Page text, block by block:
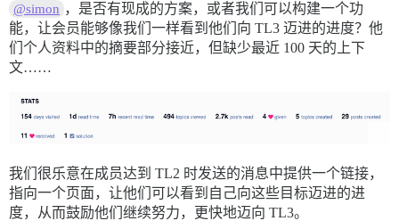
@simon ，是否有现成的方案，或者我们可以构建一个功
能，让会员能够像我们一样看到他们向 TL3 迈进的进度？他
们个人资料中的摘要部分接近，但缺少最近 100 天的上下
文……
我们很乐意在成员达到 TL2 时发送的消息中提供一个链接，
指向一个页面，让他们可以看到自己向这些目标迈进的进
度，从而鼓励他们继续努力，更快地迈向 TL3。